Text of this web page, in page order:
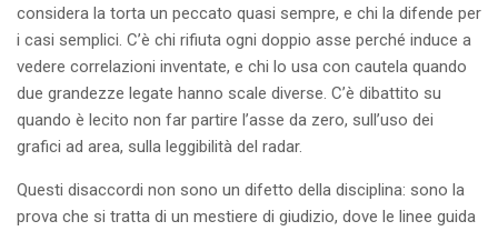
considera la torta un peccato quasi sempre, e chi la difende per
i casi semplici. C’è chi rifiuta ogni doppio asse perché induce a
vedere correlazioni inventate, e chi lo usa con cautela quando
due grandezze legate hanno scale diverse. C’è dibattito su
quando è lecito non far partire l’asse da zero, sull’uso dei
grafici ad area, sulla leggibilità del radar.
Questi disaccordi non sono un difetto della disciplina: sono la
prova che si tratta di un mestiere di giudizio, dove le linee guida